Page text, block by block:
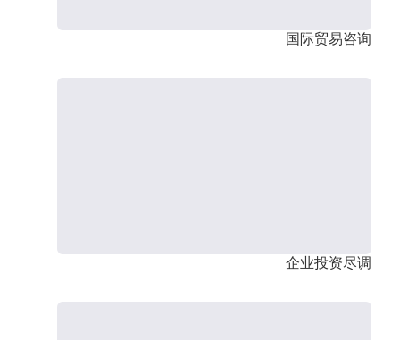
国际贸易咨询
企业投资尽调